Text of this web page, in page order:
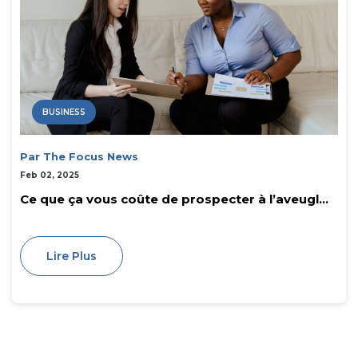
BUSINESS
Par The Focus News
Feb 02, 2025
Ce que ça vous coûte de prospecter à l’aveugl...
Lire Plus